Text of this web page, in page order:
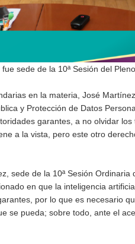
sede de la 10ª Sesión del
en la materia, José
y Protección de Datos
garantes, a no olvidar
a la vista, pero este otro
sede de la 10ª Sesión
en que la inteligencia
por lo que es necesario
se pueda; sobre todo, ante el